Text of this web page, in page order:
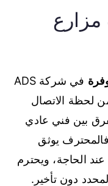
في شركة ADS
لحظة الاتصال
بين فني عادي
يوثق
الحاجة، ويحترم
دون تأخير.